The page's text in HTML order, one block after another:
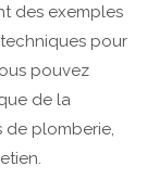
des exemples
pour
pouvez
de la
de plomberie,